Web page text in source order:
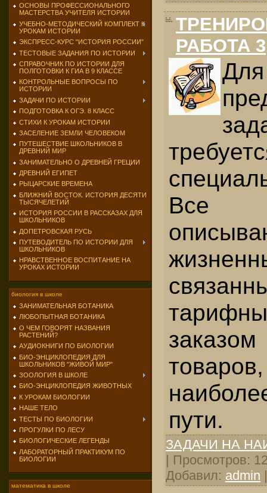
ОСНОВЫ ПРОФЕССИОНАЛЬНОГО
МАСТЕРСТВА УЧИТЕЛЯ ИСТОРИИ
УЧЕБНО-МЕТОДИЧЕСКИЙ КОМПЛЕКТ К
УРОКАМ ИСТОРИИ
ЭКСПРЕСС-КУРС "ИСТОРИЯ РОССИИ"
ТЕСТОВЫЕ ЗАДАНИЯ ПО ИСТОРИИ
СПРАВОЧНИК ПО ИСТОРИИ ДЛЯ
ПОЛГОТОВКИ К ГИА В 9 КЛАССЕ
КОНТРОЛЬНЫЕ ВОПРОСЫ ПО
ИСТОРИИ
ЗАДАЧИ ПО ИСТОРИИ
ПОДГОТОВКА К ОГЭ. 8 КЛАСС
СТИХИ К УРОКАМ ИСТОРИИ
ЗАСЕЛЕНИЕ ЗЕМЛИ ЧЕЛОВЕКОМ
ПУТЕШЕСТВИЕ ШКОЛЬНИКОВ В
ДРЕВНИЙ МИР
ЗАНИМАТЕЛЬНО О ДРЕВНЕЙ ГРЕЦИИ
ДРЕВНИЙ ЕГИПЕТ
РЫЦАРСКИЕ ВРЕМЕНА
БЛИЖНИЙ ВОСТОК. ИСТОРИЯ ДЕСЯТИ
ТЫСЯЧЕЛЕТИЙ
ИСТОРИЯ РОССИИ В РАССКАЗАХ ДЛЯ
ШКОЛЬНИКОВ
ДОПЕТРОВСКАЯ РУСЬ
ПУТЕВОДИТЕЛЬ ПО ИСТОРИИ ДЛЯ
ШКОЛЬНИКОВ
НРАВСТВЕННОЕ ВОСПИТАНИЕ НА
УРОКАХ ИСТОРИИ
биология в школе
ЗАНИМАТЕЛЬНАЯ БОТАНИКА
ЛЮБОПЫТНАЯ БОТАНИКА
О ЧЕМ ГОВОРЯТ НАЗВАНИЯ
РАСТЕНИЙ?
АУДИОКНИГИ ПО БИОЛОГИИ
БИО-ЭНЦИКЛОПЕДИЯ ДЛЯ
ШКОЛЬНИКОВ "ЖИВОЙ МИР"
ЗООЛОГИЯ В ШКОЛЕ
БИО-ЭНЦИКЛОПЕДИЯ ЖИВОТНЫХ
К УРОКАМ БИОЛОГИИ
НАШЕ ТЕЛО
ТЕСТЫ ПО БИОЛОГИИ
ПРОГУЛКИ ПО ЛЕСУ
БИОЛОГИЧЕСКИЕ ЛЕГЕНДЫ
ЛАБОРАТОРНЫЙ ПРАКТИКУМ ПО
БИОЛОГИИ
математика в школе
РАБОТА 3
Все
пути.
ЗАДАЧИ НА
| Просмотров:
Добавил: admin